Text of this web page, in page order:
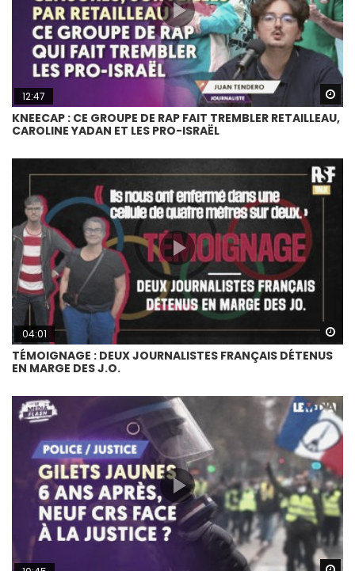
12:47
KNEECAP : CE GROUPE DE RAP FAIT TREMBLER RETAILLEAU,
CAROLINE YADAN ET LES PRO-ISRAËL
04:01
TÉMOIGNAGE : DEUX JOURNALISTES FRANÇAIS DÉTENUS
EN MARGE DES J.O.